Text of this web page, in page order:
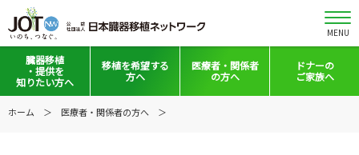
MENU
臓器移植
・提供を
知りたい方へ
移植と提供とは
移植を希望する
方へ
移植希望登録をお考えの方へ
医療者・ 関係者
の方へ
医療者向けお知らせ
ドナーの
ご家族へ
ホーム 医療者・関係者の方へ